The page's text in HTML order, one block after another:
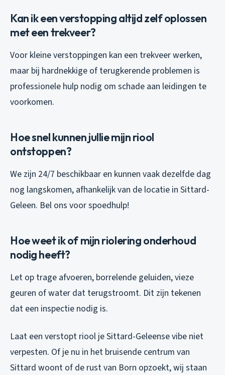
Kan ik een verstopping altijd zelf oplossen
met een trekveer?
Voor kleine verstoppingen kan een trekveer werken,
maar bij hardnekkige of terugkerende problemen is
professionele hulp nodig om schade aan leidingen te
voorkomen.
Hoe snel kunnen jullie mijn riool
ontstoppen?
We zijn 24/7 beschikbaar en kunnen vaak dezelfde dag
nog langskomen, afhankelijk van de locatie in Sittard-
Geleen. Bel ons voor spoedhulp!
Hoe weet ik of mijn riolering onderhoud
nodig heeft?
Let op trage afvoeren, borrelende geluiden, vieze
geuren of water dat terugstroomt. Dit zijn tekenen
dat een inspectie nodig is.
Laat een verstopt riool je Sittard-Geleense vibe niet
verpesten. Of je nu in het bruisende centrum van
Sittard woont of de rust van Born opzoekt, wij staan